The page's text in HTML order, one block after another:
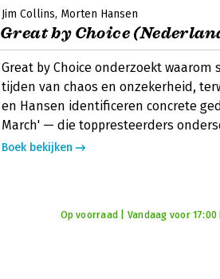
Jim Collins Morten Hansen
Great by Choice
Great by Choice onderzoekt
tijden van chaos en onzekerheid,
en Hansen identificeren concrete
March' — die toppresteerders
Boek bekijken
Op voorraad | Vandaag voor